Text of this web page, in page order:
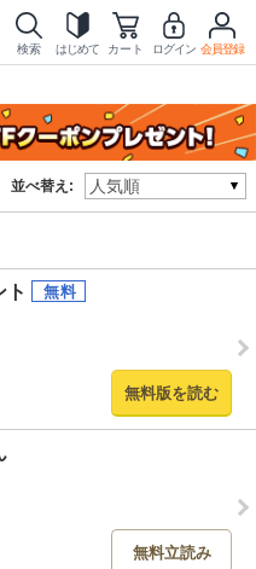
検索 はじめて カート ログイン 会員登録
並べ替え:
ト
無料版を読む
無料立読み